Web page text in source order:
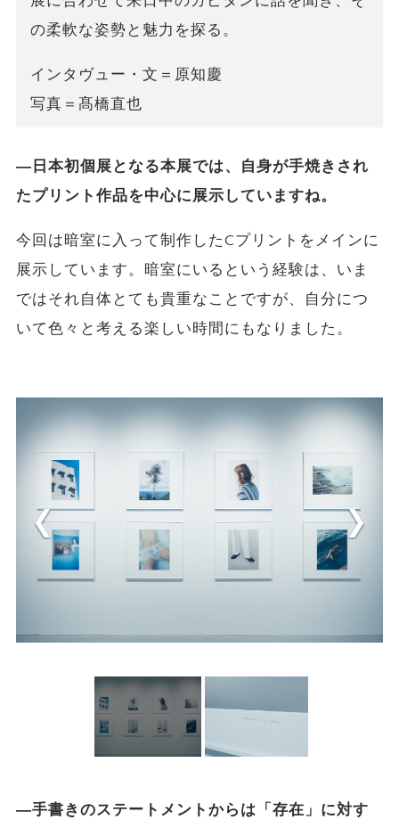
の柔軟な姿勢と魅力を探る。
インタヴュー・文＝原知慶
写真＝髙橋直也
―日本初個展となる本展では、自身が手焼きされ
たプリント作品を中心に展示していますね。
今回は暗室に入って制作したCプリントをメインに
展示しています。暗室にいるという経験は、いま
ではそれ自体とても貴重なことですが、自分につ
いて色々と考える楽しい時間にもなりました。
―手書きのステートメントからは「存在」に対す